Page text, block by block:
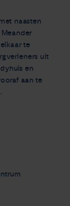
naasten
te
uit
en
aan te